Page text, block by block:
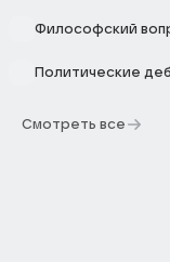
Философский
Политические
Смотреть все